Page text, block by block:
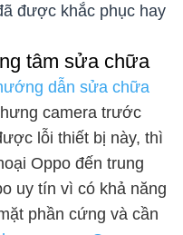
được khắc phục hay
tâm sửa chữa
dẫn sửa chữa
camera trước
lỗi thiết bị này, thì
Oppo đến trung
uy tín vì có khả năng
phần cứng và cần